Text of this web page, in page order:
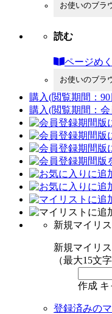
お使いのブラ
読む
ページめ
お使いのブラ
購入(閲覧期間：
購入(閲覧期間：
新規マイリス
新規マイリ
（最大15文字
作成 キ
登録済みの